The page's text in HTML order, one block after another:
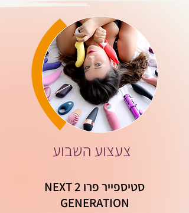
צעצוע השבוע
סטיספייר פרו 2
NEXT
GENERATION